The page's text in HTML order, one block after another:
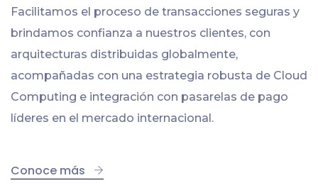
Facilitamos el proceso de transacciones seguras y
brindamos confianza a nuestros clientes, con
arquitecturas distribuidas globalmente,
acompañadas con una estrategia robusta de Cloud
Computing e integración con pasarelas de pago
líderes en el mercado internacional.
Conoce más